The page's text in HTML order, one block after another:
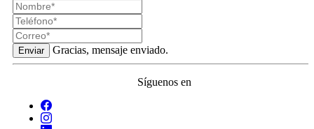
Enviar Gracias, mensaje enviado.
Síguenos en